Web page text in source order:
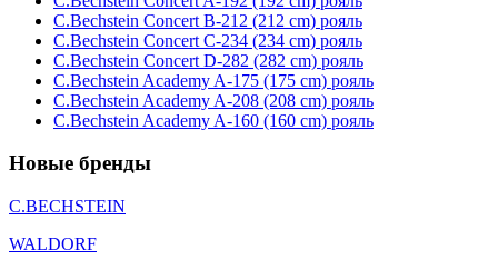
C.Bechstein Concert B-212 (212 cm) рояль
C.Bechstein Concert С-234 (234 cm) рояль
C.Bechstein Concert D-282 (282 cm) рояль
C.Bechstein Academy A-175 (175 cm) рояль
C.Bechstein Academy A-208 (208 cm) рояль
C.Bechstein Academy A-160 (160 cm) рояль
Новые бренды
C.BECHSTEIN
WALDORF